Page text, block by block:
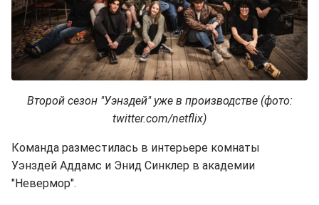
Второй сезон "Уэнздей" уже в производстве (фото:
twitter.com/netflix)
Команда разместилась в интерьере комнаты
Уэнздей Аддамс и Энид Синклер в академии
"Невермор".